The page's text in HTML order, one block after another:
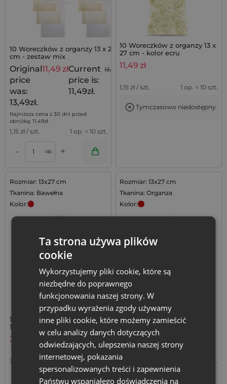
10 Woreczków z organzy 13 x 27
cm - zestaw mix
13,49 zł
Original
price
was:
13,49zł.
11,49 złCurrent
price is:
11,49zł.
Najniższa cena z 30 dni przed
obniżką: 11,49zł.
1,15 zł / szt. 1 op. = 10 szt.
– op. +
10 Woreczków z organzy 13 x
27 cm - kolor ecru
11,49 zł
1,15 zł / szt. 1 op. = 10 szt.
Tymczasowo niedostępny
Rozmiar: 13x27 cm
Tkanina: Bawełna
Kolor:
10 szt. Woreczki bawełniane
13 x 27 cm - czerwone
31,99
3,20 zł / szt. 1 op. = 10 szt.
op. +
Rozmiar: 13x27 cm
Tkanina: Organza
Kolor:
10 szt. Woreczki z organzy 13
x 27 cm - bordowe
11,49 zł
1,15 1 op. = 10 szt.
– op. +
Ta strona używa plików
cookie
Wykorzystujemy pliki cookie, które są
niezbędne do poprawnego
funkcjonowania naszej strony. W
przypadku wyrażenia zgody używamy
inne pliki cookie, które możemy zamieścić
w celu analizy danych dotyczących
odwiedzających, ulepszenia naszej strony
internetowej, pokazania
spersonalizowanych treści i zapewnienia
Państwu wspaniałego doświadczenia na